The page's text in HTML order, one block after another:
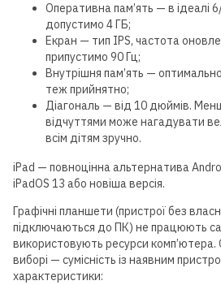
Оперативна пам’ять — в ідеалі
допустимо 4 ГБ;
Екран — тип IPS, частота
припустимо 90 Гц;
Внутрішня пам’ять —
теж прийнятно;
Діагональ — від 10 дюймів.
відчуттями може нагадувати
всім дітям зручно.
iPad — повноцінна альтернатива
iPadOS 13 або новіша версія.
Графічні планшети (пристрої без
підключаються до ПК) не працюють
використовують ресурси
виборі — сумісність із наявним
характеристики: